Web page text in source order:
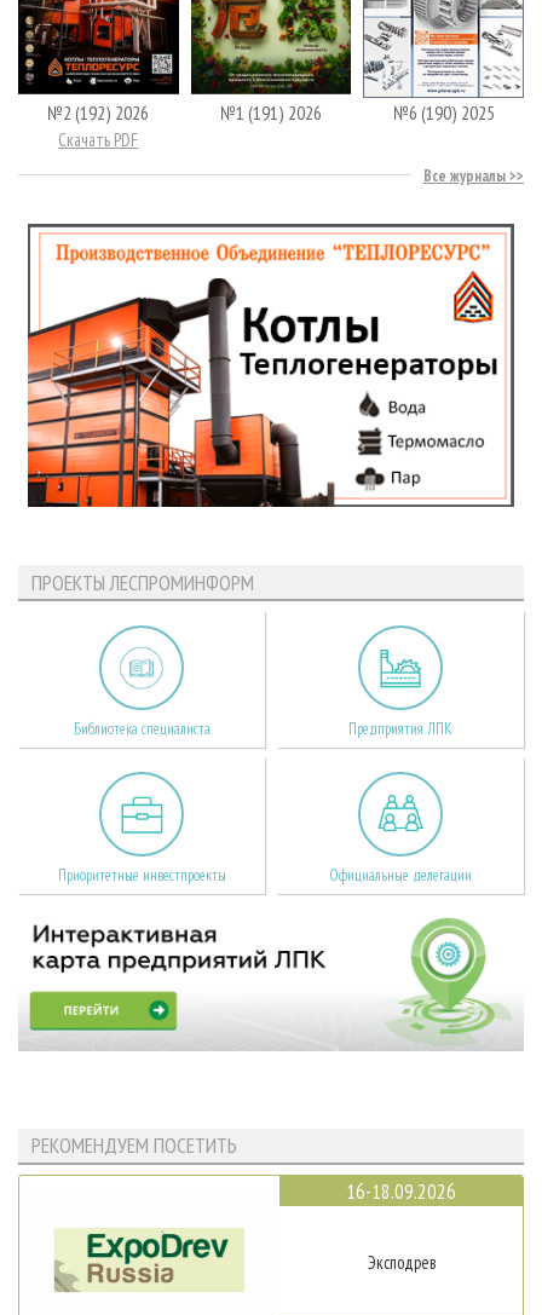
№2 (192) 2026
Скачать PDF
№1 (191) 2026 №6 (190) 2025
Все журналы
ПРОЕКТЫ ЛЕСПРОМИНФОРМ
Библиотека специалиста Предприятия ЛПК
Приоритетные инвестпроекты Официальные делегации
РЕКОМЕНДУЕМ ПОСЕТИТЬ
16-18.09.2026
Эксподрев